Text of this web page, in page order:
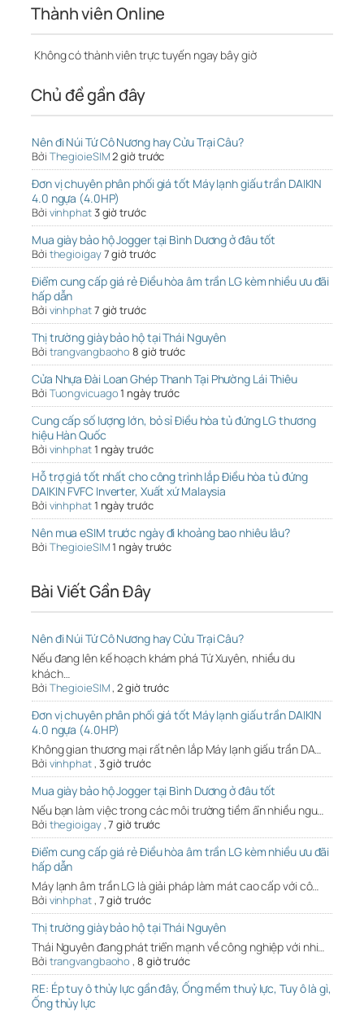
Thành viên Online
Không có thành viên trực tuyến ngay bây giờ
Chủ đề gần đây
Nên đi Núi Tứ Cô Nương hay Cửu Trại Câu?
Bởi ThegioieSIM2 giờ trước
Đơn vị chuyên phân phối giá tốt Máy lạnh giấu trần DAIKIN
4.0 ngựa (4.0HP)
Bởi vinhphat3 giờ trước
Mua giày bảo hộ Jogger tại Bình Dương ở đâu tốt
Bởi thegioigay7 giờ trước
Điểm cung cấp giá rẻ Điều hòa âm trần LG kèm nhiều ưu đãi
hấp dẫn
Bởi vinhphat7 giờ trước
Thị trường giày bảo hộ tại Thái Nguyên
Bởi trangvangbaoho 8 giờ trước
Cửa Nhựa Đài Loan Ghép Thanh Tại Phường Lái Thiêu
Bởi Tuongvicuago1 ngày trước
Cung cấp số lượng lớn, bỏ sỉ Điều hòa tủ đứng LG thương
hiệu Hàn Quốc
Bởi vinhphat1 ngày trước
Hỗ trợ giá tốt nhất cho công trình lắp Điều hòa tủ đứng
DAIKIN FVFC Inverter, Xuất xứ Malaysia
Bởi vinhphat1 ngày trước
Nên mua eSIM trước ngày đi khoảng bao nhiêu lâu?
Bởi ThegioieSIM1 ngày trước
Bài Viết Gần Đây
Nên đi Núi Tứ Cô Nương hay Cửu Trại Câu?
Nếu đang lên kế hoạch khám phá Tứ Xuyên, nhiều du
khách…
Bởi ThegioieSIM,2 giờ trước
Đơn vị chuyên phân phối giá tốt Máy lạnh giấu trần DAIKIN
4.0 ngựa (4.0HP)
Không gian thương mại rất nên lắp Máy lạnh giấu trần DA…
Bởi vinhphat, 3 giờ trước
Mua giày bảo hộ Jogger tại Bình Dương ở đâu tốt
Nếu bạn làm việc trong các môi trường tiềm ẩn nhiều ngu…
Bởi thegioigay,7 giờ trước
Điểm cung cấp giá rẻ Điều hòa âm trần LG kèm nhiều ưu đãi
hấp dẫn
Máy lạnh âm trần LG là giải pháp làm mát cao cấp với cô…
Bởi vinhphat, 7 giờ trước
Thị trường giày bảo hộ tại Thái Nguyên
Thái Nguyên đang phát triển mạnh về công nghiệp với nhi…
Bởi trangvangbaoho , 8 giờ trước
RE: Ép tuy ô thủy lực gần đây, Ống mềm thuỷ lực, Tuy ô là gì,
Ống thủy lực